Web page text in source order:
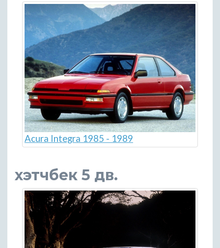
Acura Integra 1985 - 1989
хэтчбек 5 дв.